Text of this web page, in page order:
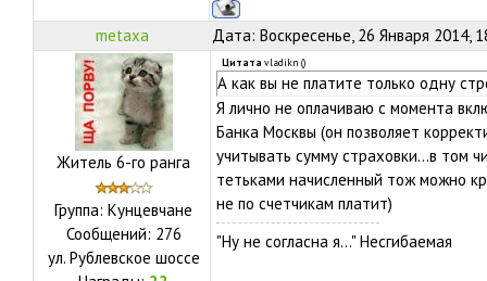
metaxa Дата: Воскресенье, 26 Января 2014,
Житель 6-го ранга
Группа: Кунцевчане
Сообщений: 276
ул. Рублевское шоссе
Цитата vladikn ()
А как вы не платите только одну
Я лично не оплачиваю с момента
Банка Москвы (он позволяет
учитывать сумму страховки...в том
тетьками начисленный тож можно
не по счетчикам платит)
"Ну не согласна я..." Несгибаемая